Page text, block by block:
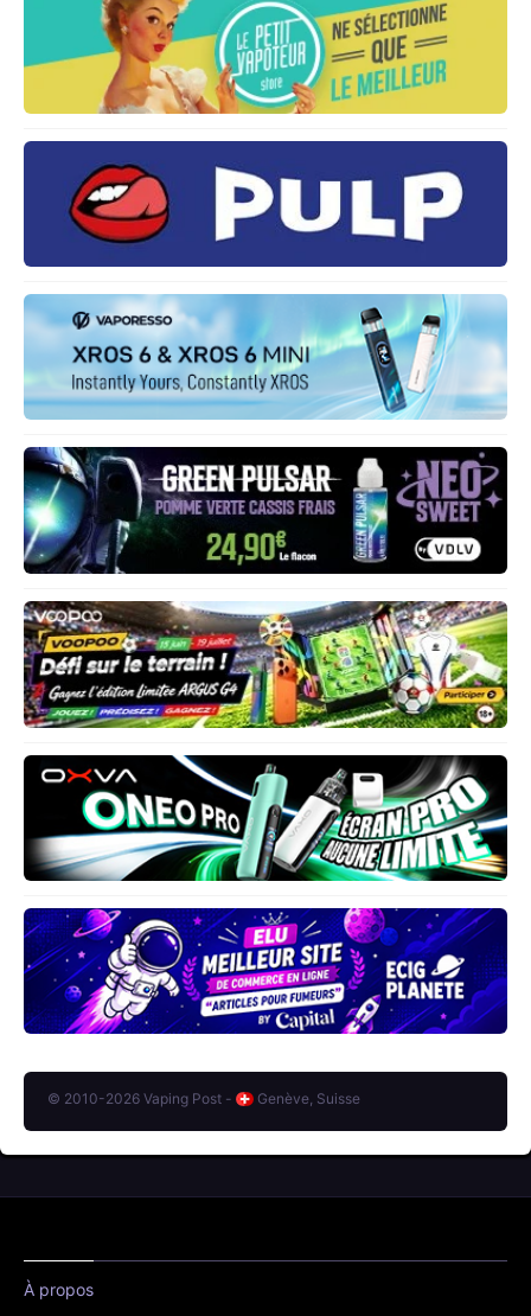
© 2010-2026 Vaping Post - Genève, Suisse
À propos